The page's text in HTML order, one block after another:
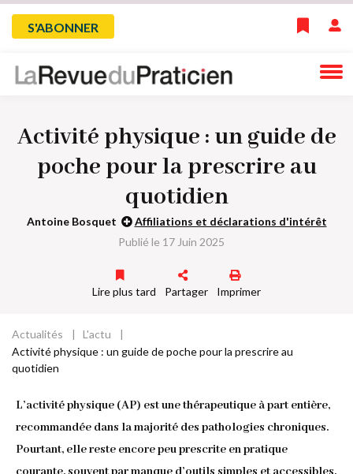
Skip
navigation
Menu
du
de
l'utilisateur
S'ABONNER
Activité physique : un guide de
poche pour la prescrire au
quotidien
Antoine Bosquet
Affiliations et déclarations d'intérêt
Publié le 17 Juin 2025
Lire plus tard Partager Imprimer
Fil
d'Ariane
Actualités
L'actu
Activité physique : un guide de poche pour la prescrire au
quotidien
L’activité physique (AP) est une thérapeutique à part entière,
recommandée dans la majorité des pathologies chroniques.
Pourtant, elle reste encore peu prescrite en pratique